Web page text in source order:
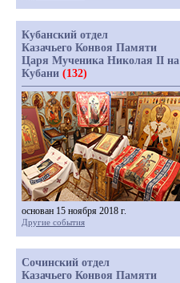
Кубанский отдел
Казачьего Конвоя Памяти
Царя Мученика Николая II на
Кубани (132)
основан 15 ноября 2018 г.
Другие события
Сочинский отдел
Казачьего Конвоя Памяти